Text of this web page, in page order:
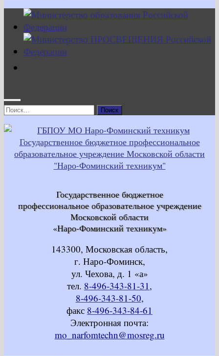
Найти:
Государственное бюджетное
профессиональное образовательное учреждение
Московской области
«Наро-Фоминский техникум»
143300, Московская область,
г. Наро-Фоминск,
ул. Чехова, д. 1 «а»
тел. 8-496-343-81-31,
8-496-343-81-50,
факс 8-496-343-84-61
Электронная почта:
mo_narfomtechn@mosreg.ru